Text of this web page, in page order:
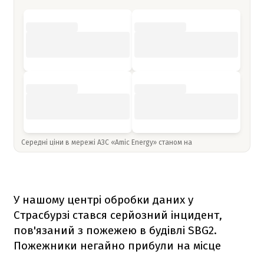
Середні ціни в мережі АЗС «Amic Energy» станом на
У нашому центрі обробки даних у
Страсбурзі стався серйозний інцидент,
пов'язаний з пожежею в будівлі SBG2.
Пожежники негайно прибули на місце